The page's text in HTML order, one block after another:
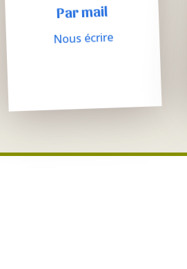
Par mail
Nous écrire